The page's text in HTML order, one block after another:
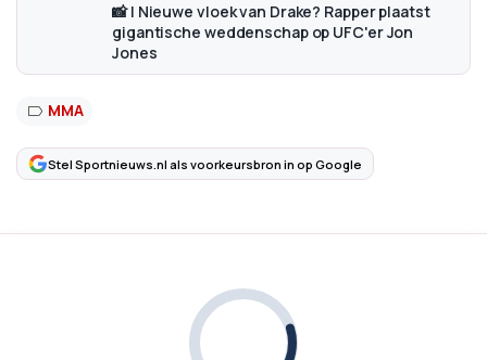
📸 | Nieuwe vloek van Drake? Rapper plaatst
gigantische weddenschap op UFC'er Jon
Jones
MMA
Stel Sportnieuws.nl als voorkeursbron in op Google